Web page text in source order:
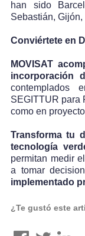
han sido
Sebastián,
Conviértete en
MOVISAT
incorporación
contemplados
SEGITTUR para
como en
Transforma tu
tecnología
permitan medir
a tomar
implementado
¿Te gustó este